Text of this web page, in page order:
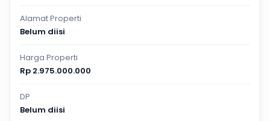
Alamat Properti
Belum diisi
Harga Properti
Rp 2.975.000.000
DP
Belum diisi